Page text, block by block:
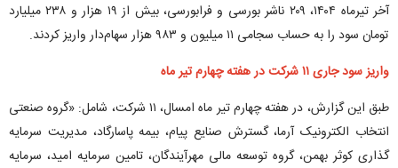
آخر تیرماه ۱۴۰۴، ۲۰۹ ناشر بورسی و فرابورسی، بیش از ۱۹ هزار و ۲۳۸ میلیارد
تومان سود را به حساب سجامی ۱۱ میلیون و ۹۸۳ هزار سهام‌دار واریز کردند.
واریز سود جاری ۱۱ شرکت در هفته چهارم تیر ماه
طبق این گزارش، در هفته چهارم تیر ماه امسال، ۱۱ شرکت، شامل: «گروه صنعتی
انتخاب الکترونیک آرما، گسترش صنایع پیام، بیمه پاسارگاد، مدیریت سرمایه
گذاری کوثر بهمن، گروه توسعه مالی مهرآیندگان، تامین سرمایه امید، سرمایه